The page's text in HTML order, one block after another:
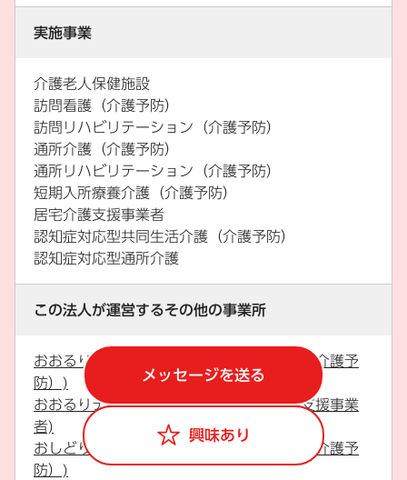
実施事業
介護老人保健施設
訪問看護（介護予防）
訪問リハビリテーション（介護予防）
通所介護（介護予防）
通所リハビリテーション（介護予防）
短期入所療養介護（介護予防）
居宅介護支援事業者
認知症対応型共同生活介護（介護予防）
認知症対応型通所介護
この法人が運営するその他の事業所
おおるりデイサービスセンター(通所介護（介護予
防）)
おおるりデイサービスセンター(居宅介護支援事業
者)
おしどりデイサービスセンター(通所介護（介護予
防）)
メッセージを送る
興味あり